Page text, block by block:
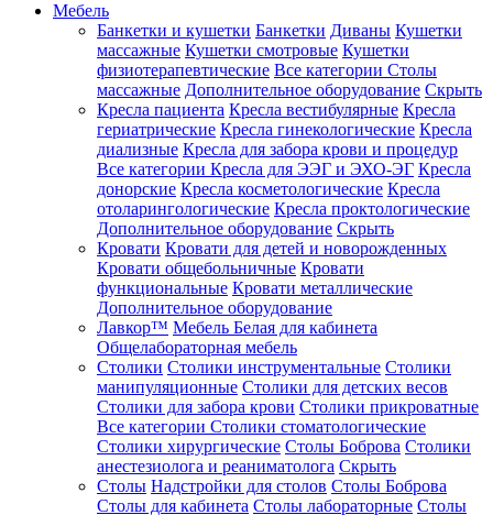
Мебель
Банкетки и кушетки Банкетки Диваны Кушетки
массажные Кушетки смотровые Кушетки
физиотерапевтические Все категории Столы
массажные Дополнительное оборудование Скрыть
Кресла пациента Кресла вестибулярные Кресла
гериатрические Кресла гинекологические Кресла
диализные Кресла для забора крови и процедур
Все категории Кресла для ЭЭГ и ЭХО-ЭГ Кресла
донорские Кресла косметологические Кресла
отоларингологические Кресла проктологические
Дополнительное оборудование Скрыть
Кровати Кровати для детей и новорожденных
Кровати общебольничные Кровати
функциональные Кровати металлические
Дополнительное оборудование
Лавкор™ Мебель Белая для кабинета
Общелабораторная мебель
Столики Столики инструментальные Столики
манипуляционные Столики для детских весов
Столики для забора крови Столики прикроватные
Все категории Столики стоматологические
Столики хирургические Столы Боброва Столики
анестезиолога и реаниматолога Скрыть
Столы Надстройки для столов Столы Боброва
Столы для кабинета Столы лабораторные Столы